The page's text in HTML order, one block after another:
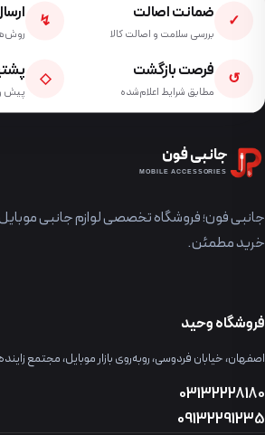
✓ ضمانت اصالت
بررسی سلامت و اصالت کالا
↯
↺ فرصت بازگشت
مطابق شرایط اعلام‌شده
◇
پیش
جانبی فون
MOBILE ACCESSORIES
جانبی فون؛ فروشگاه تخصصی لوازم جانبی
خرید مطمئن.
فروشگاه وحید
اصفهان، خیابان فردوسی، روبه‌روی بازار موبایل، مجتمع
03132228180
09132291235